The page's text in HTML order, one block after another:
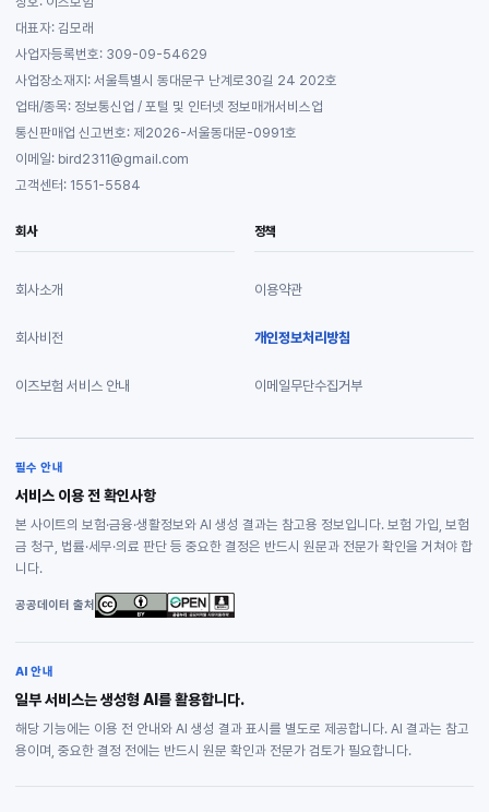
대표자: 김모래
사업자등록번호: 309-09-54629
사업장소재지: 서울특별시 동대문구 난계로30길 24 202호
업태/종목: 정보통신업 / 포털 및 인터넷 정보매개서비스업
통신판매업 신고번호: 제2026-서울동대문-0991호
이메일: bird2311@gmail.com
고객센터: 1551-5584
회사
회사소개
회사비전
이즈보험 서비스 안내
정책
이용약관
개인정보처리방침
이메일무단수집거부
필수 안내
서비스 이용 전 확인사항
본 사이트의 보험·금융·생활정보와 AI 생성 결과는 참고용 정보입니다. 보험 가입, 보험
금 청구, 법률·세무·의료 판단 등 중요한 결정은 반드시 원문과 전문가 확인을 거쳐야 합
니다.
공공데이터 출처
AI 안내
일부 서비스는 생성형 AI를 활용합니다.
해당 기능에는 이용 전 안내와 AI 생성 결과 표시를 별도로 제공합니다. AI 결과는 참고
용이며, 중요한 결정 전에는 반드시 원문 확인과 전문가 검토가 필요합니다.